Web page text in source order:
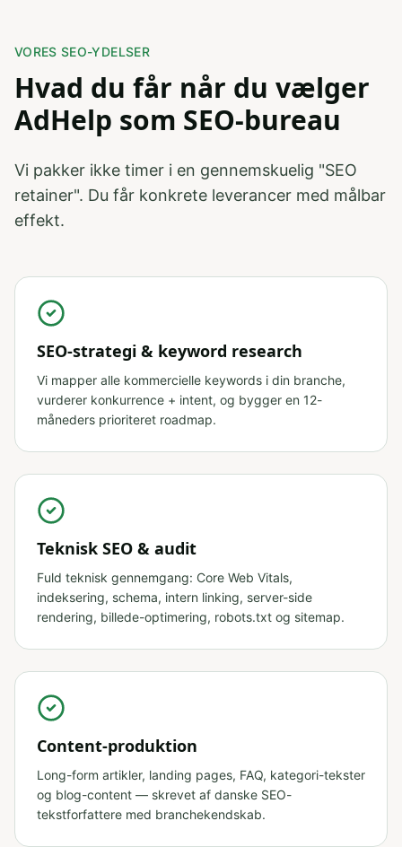
VORES SEO-YDELSER
Hvad du får når du vælger
AdHelp som SEO-bureau
Vi pakker ikke timer i en gennemskuelig "SEO
retainer". Du får konkrete leverancer med målbar
effekt.
SEO-strategi & keyword research
Vi mapper alle kommercielle keywords i din branche,
vurderer konkurrence + intent, og bygger en 12-
måneders prioriteret roadmap.
Teknisk SEO & audit
Fuld teknisk gennemgang: Core Web Vitals,
indeksering, schema, intern linking, server-side
rendering, billede-optimering, robots.txt og sitemap.
Content-produktion
Long-form artikler, landing pages, FAQ, kategori-tekster
og blog-content — skrevet af danske SEO-
tekstforfattere med branchekendskab.